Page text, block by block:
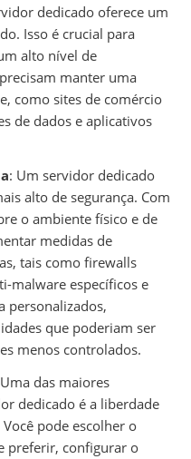
dedicado oferece um
Isso é crucial para
alto nível de
manter uma
como sites de comércio
de dados e aplicativos
: Um servidor dedicado
alto de segurança. Com
o ambiente físico e de
medidas de
tais como firewalls
malware específicos e
personalizados,
que poderiam ser
menos controlados.
das maiores
dedicado é a liberdade
pode escolher o
preferir, configurar o